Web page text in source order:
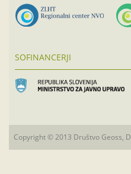
SOFINANCERJI
Copyright © 2013 Društvo Geoss,